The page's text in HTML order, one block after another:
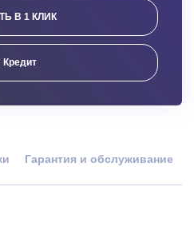
В 1 КЛИК
Кредит
Гарантия и обслуживание